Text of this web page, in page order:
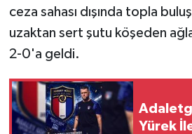
ceza sahası dışında topla
uzaktan sert şutu köşeden
2-0'a geldi.
Yürek